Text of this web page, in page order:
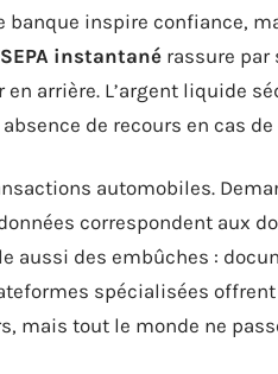
banque inspire confiance,
instantané rassure par
arrière. L’argent liquide
de recours en cas
automobiles.
correspondent aux
aussi des embûches :
spécialisées
mais tout le monde ne